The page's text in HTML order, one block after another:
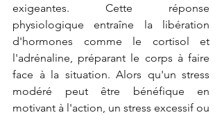
exigeantes. Cette réponse
physiologique entraîne la libération
d'hormones comme le cortisol et
l'adrénaline, préparant le corps à faire
face à la situation. Alors qu'un stress
modéré peut être bénéfique en
motivant à l'action, un stress excessif ou